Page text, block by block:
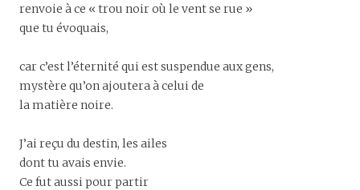
renvoie à ce « trou noir où le vent se rue »
que tu évoquais,
car c’est l’éternité qui est suspendue aux gens,
mystère qu’on ajoutera à celui de
la matière noire.
J’ai reçu du destin, les ailes
dont tu avais envie.
Ce fut aussi pour partir